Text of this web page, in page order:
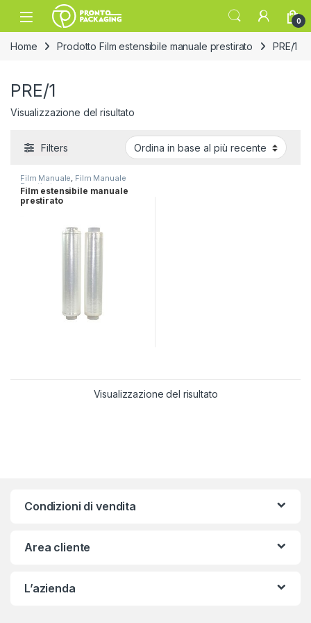
Skip to navigation
Skip to content
Open 0
Home Prodotto Film estensibile manuale prestirato PRE/1
PRE/1
Visualizzazione del risultato
Filters
Film Manuale, Film Manuale
Prestirato
Film estensibile manuale
prestirato
Visualizzazione del risultato
Condizioni di vendita
Area cliente
L’azienda